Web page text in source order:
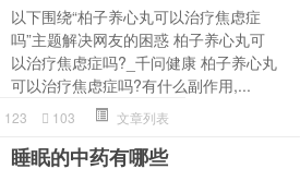
以下围绕“柏子养心丸可以治疗焦虑症
吗”主题解决网友的困惑 柏子养心丸可
以治疗焦虑症吗?_千问健康 柏子养心丸
可以治疗焦虑症吗?有什么副作用,...
123 103 文章列表
睡眠的中药有哪些